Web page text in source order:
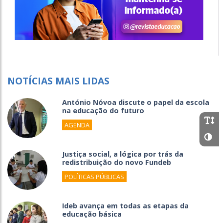
NOTÍCIAS MAIS LIDAS
António Nóvoa discute o papel da escola
na educação do futuro
AGENDA
Justiça social, a lógica por trás da
redistribuição do novo Fundeb
POLÍTICAS PÚBLICAS
Ideb avança em todas as etapas da
educação básica